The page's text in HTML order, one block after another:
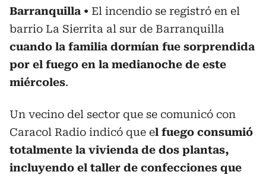
Barranquilla
El incendio se registró en el
barrio La Sierrita al sur de Barranquilla
cuando la familia dormían fue sorprendida
por el fuego en la medianoche de este
miércoles.
Un vecino del sector que se comunicó con
Caracol Radio indicó que el fuego consumió
totalmente la vivienda de dos plantas,
incluyendo el taller de confecciones que